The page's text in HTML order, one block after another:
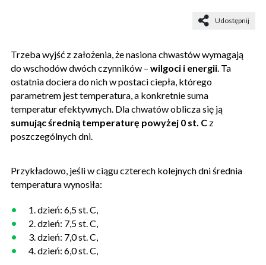
Udostępnij
Trzeba wyjść z założenia, że nasiona chwastów wymagają
do wschodów dwóch czynników – wilgoci i energii. Ta
ostatnia dociera do nich w postaci ciepła, którego
parametrem jest temperatura, a konkretnie suma
temperatur efektywnych. Dla chwatów oblicza się ją
sumując średnią temperaturę powyżej 0 st. C z
poszczególnych dni.
Przykładowo, jeśli w ciągu czterech kolejnych dni średnia
temperatura wynosiła:
1. dzień: 6,5 st. C,
2. dzień: 7,5 st. C,
3. dzień: 7,0 st. C,
4. dzień: 6,0 st. C,